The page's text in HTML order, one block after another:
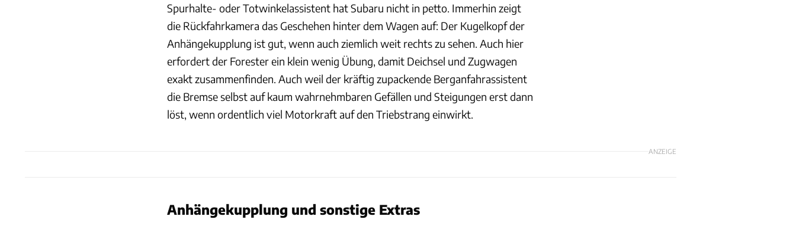
Spurhalte- oder Totwinkelassistent hat Subaru nicht in petto. Immerhin zeigt
die Rückfahrkamera das Geschehen hinter dem Wagen auf: Der Kugelkopf der
Anhängekupplung ist gut, wenn auch ziemlich weit rechts zu sehen. Auch hier
erfordert der Forester ein klein wenig Übung, damit Deichsel und Zugwagen
exakt zusammenfinden. Auch weil der kräftig zupackende Berganfahrassistent
die Bremse selbst auf kaum wahrnehmbaren Gefällen und Steigungen erst dann
löst, wenn ordentlich viel Motorkraft auf den Triebstrang einwirkt.
ANZEIGE
Anhängekupplung und sonstige Extras